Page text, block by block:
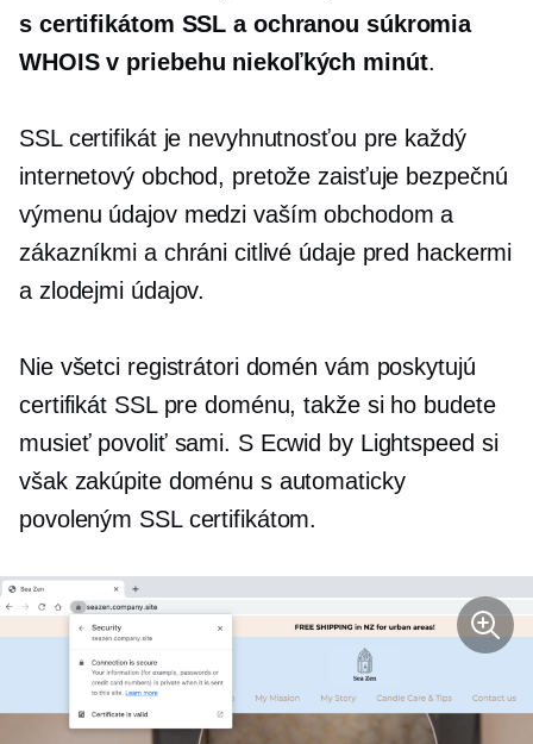
s certifikátom SSL a ochranou súkromia
WHOIS v priebehu niekoľkých minút.
SSL certifikát je nevyhnutnosťou pre každý
internetový obchod, pretože zaisťuje bezpečnú
výmenu údajov medzi vaším obchodom a
zákazníkmi a chráni citlivé údaje pred hackermi
a zlodejmi údajov.
Nie všetci registrátori domén vám poskytujú
certifikát SSL pre doménu, takže si ho budete
musieť povoliť sami. S Ecwid by Lightspeed si
však zakúpite doménu s automaticky
povoleným SSL certifikátom.